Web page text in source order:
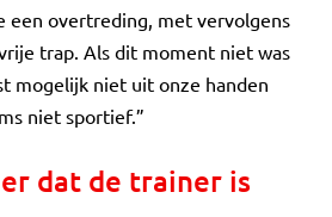
een overtreding, met vervolgens
trap. Als dit moment niet was
mogelijk niet uit onze handen
niet sportief.”
dat de trainer is